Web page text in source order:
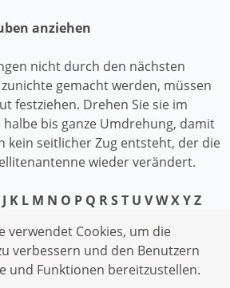
anziehen
nicht durch den nächsten
gemacht werden, müssen
festziehen. Drehen Sie sie im
halbe bis ganze Umdrehung, damit
kein seitlicher Zug entsteht, der die
wieder verändert.
J K L M N O P Q RST U VWXYZ
Impressum
Obernkirchen Vehlen
verwendet Cookies, um die
verbessern und den Benutzern
und Funktionen bereitzustellen.